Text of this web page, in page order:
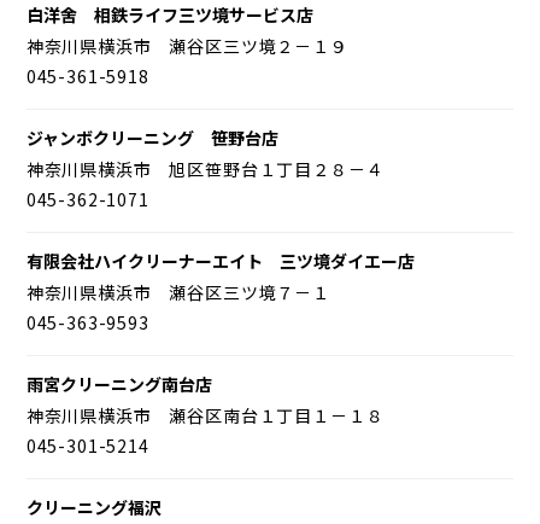
白洋舍 相鉄ライフ三ツ境サービス店
神奈川県横浜市 瀬谷区三ツ境２－１９
045-361-5918
ジャンボクリーニング 笹野台店
神奈川県横浜市 旭区笹野台１丁目２８－４
045-362-1071
有限会社ハイクリーナーエイト 三ツ境ダイエー店
神奈川県横浜市 瀬谷区三ツ境７－１
045-363-9593
雨宮クリーニング南台店
神奈川県横浜市 瀬谷区南台１丁目１－１８
045-301-5214
クリーニング福沢